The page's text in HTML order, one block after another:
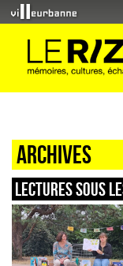
Archives
LECTURES SOUS